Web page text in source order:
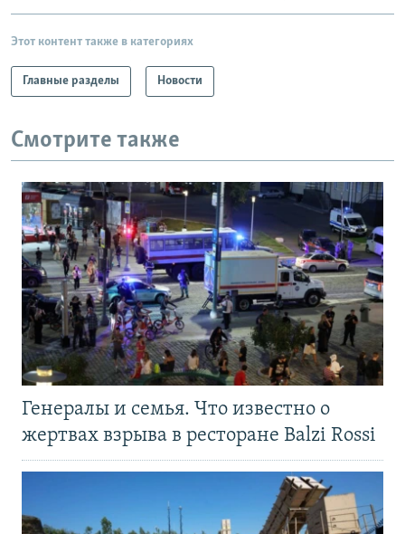
Этот контент также в категориях
Главные разделы Новости
Смотрите также
Генералы и семья. Что известно о
жертвах взрыва в ресторане Balzi Rossi